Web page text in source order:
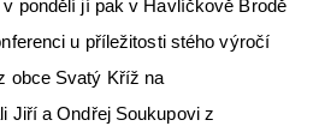
pondělí jí pak v Havlíčkově Brodě
u příležitosti stého výročí
obce Svatý Kříž na
Jiří a Ondřej Soukupovi z